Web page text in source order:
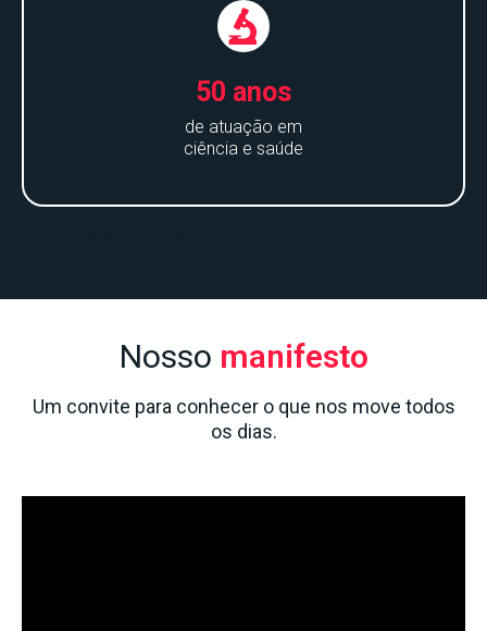
50 anos
de atuação em
ciência e saúde
Nosso manifesto
Um convite para conhecer o que nos move todos
os dias.